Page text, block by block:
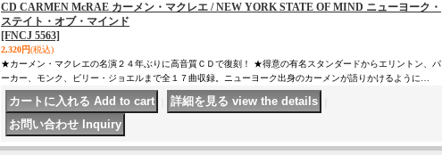
CD CARMEN McRAE カーメン・マクレエ / NEW YORK STATE OF MIND ニューヨーク・
ステイト・オブ・マインド
[FNCJ 5563]
2,320円(税込)
★カーメン・マクレエの名演２４年ぶりに高音質ＣＤで復刻！ ★得意の有名スタンダードからエリントン、パ
ーカー、モンク、ビリー・ジョエルまで全１７曲収録。ニューヨーク出身のカーメンが語りかけるように…